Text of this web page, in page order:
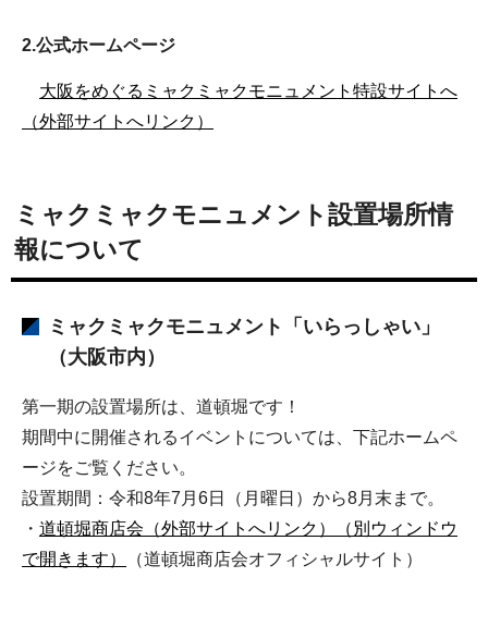
2.公式ホームページ
大阪をめぐるミャクミャクモニュメント特設サイトへ
（外部サイトへリンク）
ミャクミャクモニュメント設置場所情
報について
ミャクミャクモニュメント「いらっしゃい」
（大阪市内）
第一期の設置場所は、道頓堀です！
期間中に開催されるイベントについては、下記ホームペ
ージをご覧ください。
設置期間：令和8年7月6日（月曜日）から8月末まで。
・ 道頓堀商店会（外部サイトへリンク）（別ウィンドウ
で開きます）
（道頓堀商店会オフィシャルサイト）